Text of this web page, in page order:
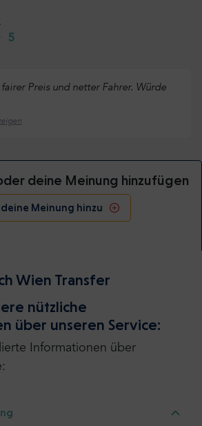
5
Preis und netter Fahrer. Würde
deine Meinung hinzufügen
deine Meinung hinzu
Wien Transfer
nützliche
über unseren Service:
Informationen über